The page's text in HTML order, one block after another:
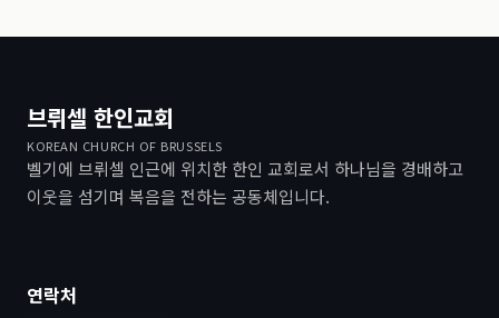
브뤼셀 한인교회
KOREAN CHURCH OF BRUSSELS
벨기에 브뤼셀 인근에 위치한 한인 교회로서 하나님을 경배하고
이웃을 섬기며 복음을 전하는 공동체입니다.
연락처